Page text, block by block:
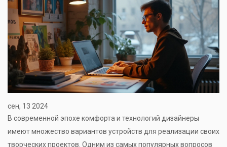
сен, 13 2024
В современной эпохе комфорта и технологий дизайнеры
имеют множество вариантов устройств для реализации своих
творческих проектов. Одним из самых популярных вопросов